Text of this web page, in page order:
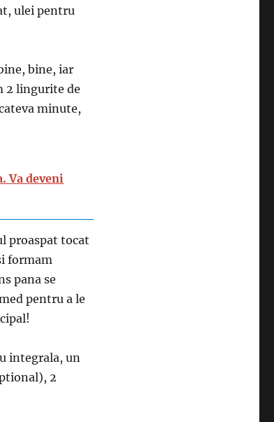
ulei pentru
bine, iar
2 lingurite de
minute,
Va deveni
proaspat tocat
formam
pana se
pentru a le
integrala, un
2